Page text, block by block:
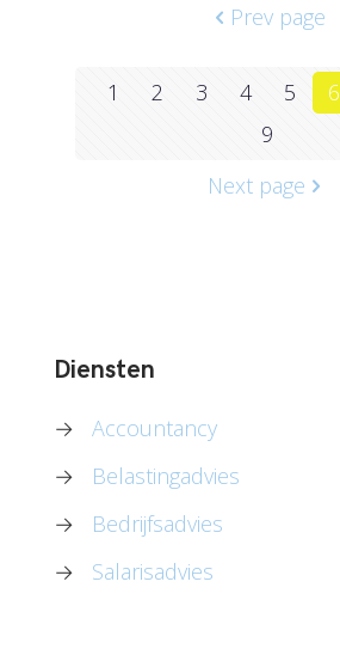
Prev page
1 2 3 4 5 6
9
Next page
Diensten
→
Accountancy
→
Belastingadvies
→
Bedrijfsadvies
→
Salarisadvies